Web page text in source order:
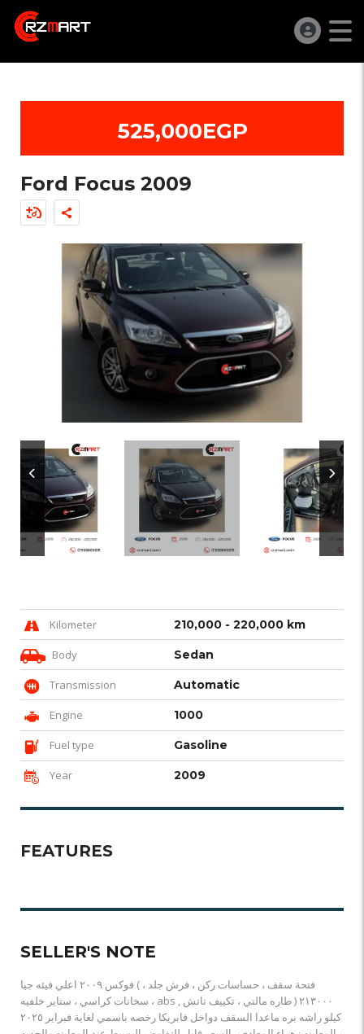
525,000EGP
Ford Focus 2009
Kilometer 210,000 - 220,000 km
Body Sedan
Transmission Automatic
Engine 1000
Fuel type Gasoline
Year 2009
FEATURES
SELLER'S NOTE
فوكس ٢٠٠٩ اعلي فيئه جيا ( فتحة سقف ، حساسات ركن ، فرش جلد ،
سخانات كراسي ، ستاير خلفيه ، abs , طاره مالتي ، تكييف تاتش ) ٢١٣٠٠٠
كيلو راشه بره ماعدا السقف دواخل فابريكا رخصه باسمي لغاية فبراير ٢٠٢٥